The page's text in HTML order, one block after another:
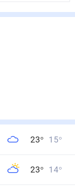
23° 15°
23° 14°